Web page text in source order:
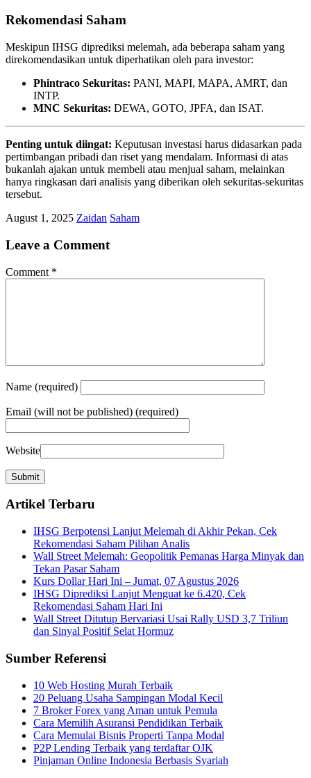
Rekomendasi Saham
Meskipun IHSG diprediksi melemah, ada beberapa saham yang
direkomendasikan untuk diperhatikan oleh para investor:
Phintraco Sekuritas: PANI, MAPI, MAPA, AMRT, dan
INTP.
MNC Sekuritas: DEWA, GOTO, JPFA, dan ISAT.
Penting untuk diingat: Keputusan investasi harus didasarkan pada
pertimbangan pribadi dan riset yang mendalam. Informasi di atas
bukanlah ajakan untuk membeli atau menjual saham, melainkan
hanya ringkasan dari analisis yang diberikan oleh sekuritas-sekuritas
tersebut.
August 1, 2025 Zaidan Saham
Leave a Comment
Comment *
Name (required)
Email (will not be published) (required)
Website
Artikel Terbaru
IHSG Berpotensi Lanjut Melemah di Akhir Pekan, Cek
Rekomendasi Saham Pilihan Analis
Wall Street Melemah: Geopolitik Pemanas Harga Minyak dan
Tekan Pasar Saham
Kurs Dollar Hari Ini – Jumat, 07 Agustus 2026
IHSG Diprediksi Lanjut Menguat ke 6.420, Cek
Rekomendasi Saham Hari Ini
Wall Street Ditutup Bervariasi Usai Rally USD 3,7 Triliun
dan Sinyal Positif Selat Hormuz
Sumber Referensi
10 Web Hosting Murah Terbaik
20 Peluang Usaha Sampingan Modal Kecil
7 Broker Forex yang Aman untuk Pemula
Cara Memilih Asuransi Pendidikan Terbaik
Cara Memulai Bisnis Properti Tanpa Modal
P2P Lending Terbaik yang terdaftar OJK
Pinjaman Online Indonesia Berbasis Syariah